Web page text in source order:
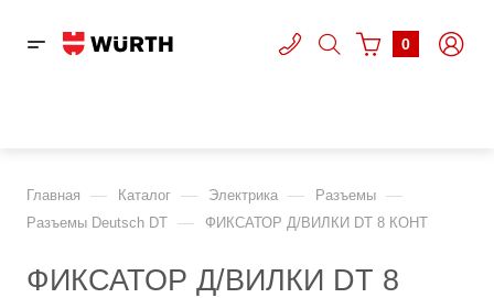
0
Главная — Каталог — Электрика — Разъемы —
Разъемы Deutsch DT — ФИКСАТОР Д/ВИЛКИ DT 8 КОНТ
ФИКСАТОР Д/ВИЛКИ DT 8